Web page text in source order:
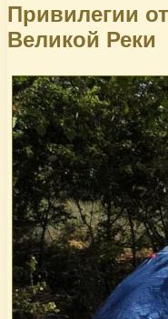
Привилегии
Великой Реки